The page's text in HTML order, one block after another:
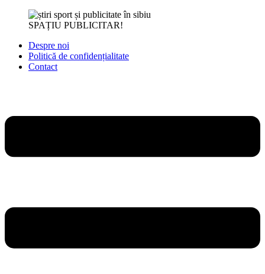
SPAȚIU PUBLICITAR!
Despre noi
Politică de confidențialitate
Contact